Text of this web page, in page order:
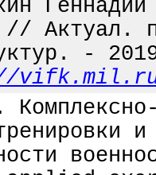
Геннадий
// Актуал.
-